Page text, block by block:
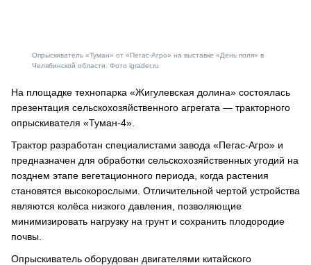
Опрыскиватель «Туман» от «Пегас-Агро» на выставке «День поля» в
Челябинской области. Фото igrader.ru
На площадке технопарка «Жигулевская долина» состоялась
презентация сельскохозяйственного агрегата — тракторного
опрыскивателя «Туман-4».
Трактор разработан специалистами завода «Пегас-Агро» и
предназначен для обработки сельскохозяйственных угодий на
позднем этапе вегетационного периода, когда растения
становятся высокорослыми. Отличительной чертой устройства
являются колёса низкого давления, позволяющие
минимизировать нагрузку на грунт и сохранить плодородие
почвы.
Опрыскиватель оборудован двигателями китайского